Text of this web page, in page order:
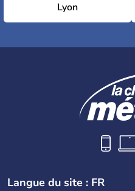
Lyon
Langue du site : FR